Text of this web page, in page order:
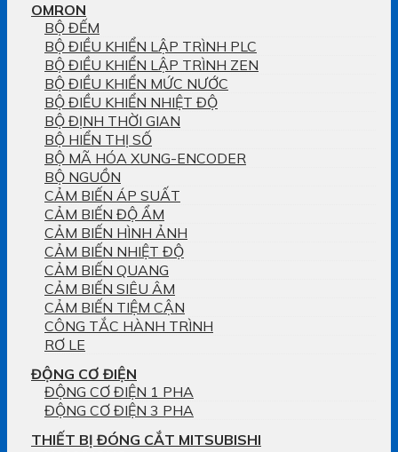
OMRON
BỘ ĐẾM
BỘ ĐIỀU KHIỂN LẬP TRÌNH PLC
BỘ ĐIỀU KHIỂN LẬP TRÌNH ZEN
BỘ ĐIỀU KHIỂN MỨC NƯỚC
BỘ ĐIỀU KHIỂN NHIỆT ĐỘ
BỘ ĐỊNH THỜI GIAN
BỘ HIỂN THỊ SỐ
BỘ MÃ HÓA XUNG-ENCODER
BỘ NGUỒN
CẢM BIẾN ÁP SUẤT
CẢM BIẾN ĐỘ ẨM
CẢM BIẾN HÌNH ẢNH
CẢM BIẾN NHIỆT ĐỘ
CẢM BIẾN QUANG
CẢM BIẾN SIÊU ÂM
CẢM BIẾN TIỆM CẬN
CÔNG TẮC HÀNH TRÌNH
RƠ LE
ĐỘNG CƠ ĐIỆN
ĐỘNG CƠ ĐIỆN 1 PHA
ĐỘNG CƠ ĐIỆN 3 PHA
THIẾT BỊ ĐÓNG CẮT MITSUBISHI